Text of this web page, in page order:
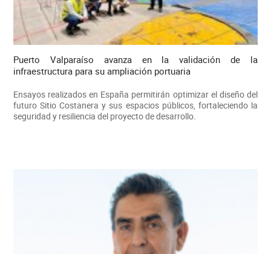
Puerto Valparaíso avanza en la validación de la
infraestructura para su ampliación portuaria
Ensayos realizados en España permitirán optimizar el diseño del
futuro Sitio Costanera y sus espacios públicos, fortaleciendo la
seguridad y resiliencia del proyecto de desarrollo.